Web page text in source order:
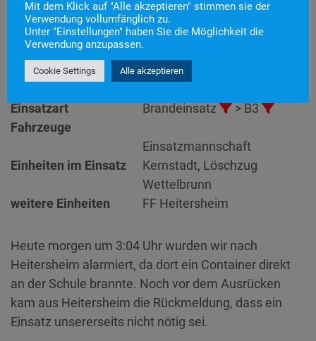
Einsatznummer
39
Einsatzstichwort
B3 – Schule Heitersheim
Einsatzort
Alarmierungszeitpunkt31. Juli 2020 3:04
Einsatzart
Brandeinsatz
> B3
Fahrzeuge
Einheiten im Einsatz
Einsatzmannschaft
Kernstadt, Löschzug
Wettelbrunn
weitere Einheiten
FF Heitersheim
Heute morgen um 3:04 Uhr wurden wir nach
Heitersheim alarmiert, da dort ein Container direkt
an der Schule brannte. Noch vor dem Ausrücken
kam aus Heitersheim die Rückmeldung, dass ein
Einsatz unsererseits nicht nötig sei.
Mit dem Klick auf "Alle akzeptieren" stimmen sie der
Verwendung vollumfänglich zu.
Unter "Einstellungen" haben Sie die Möglichkeit die
Verwendung anzupassen.
Cookie Settings Alle akzeptieren